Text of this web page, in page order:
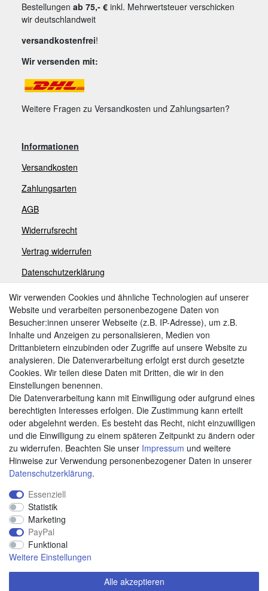
Bestellungen ab 75,- € inkl. Mehrwertsteuer verschicken
wir deutschlandweit
versandkostenfrei!
Wir versenden mit:
Weitere Fragen zu Versandkosten und Zahlungsarten?
Informationen
Versandkosten
Zahlungsarten
AGB
Widerrufsrecht
Vertrag widerrufen
Datenschutzerklärung
Impressum
Zahlungsarten
Weitere Zahlungsarten:
Kauf auf Rechnung
Vorkasse
Hier sind wir
Wir verwenden Cookies und ähnliche Technologien auf unserer
Website und verarbeiten personenbezogene Daten von
Besucher:innen unserer Webseite (z.B. IP-Adresse), um z.B.
Inhalte und Anzeigen zu personalisieren, Medien von
Drittanbietern einzubinden oder Zugriffe auf unsere Website zu
analysieren. Die Datenverarbeitung erfolgt erst durch gesetzte
Cookies. Wir teilen diese Daten mit Dritten, die wir in den
Einstellungen benennen.
Die Datenverarbeitung kann mit Einwilligung oder aufgrund eines
berechtigten Interesses erfolgen. Die Zustimmung kann erteilt
oder abgelehnt werden. Es besteht das Recht, nicht einzuwilligen
und die Einwilligung zu einem späteren Zeitpunkt zu ändern oder
zu widerrufen. Beachten Sie unser Impressum und weitere
Hinweise zur Verwendung personenbezogener Daten in unserer
Daten­schutz­erklärung.
Essenziell
Statistik
Marketing
PayPal
Funktional
Weitere Einstellungen
Alle akzeptieren